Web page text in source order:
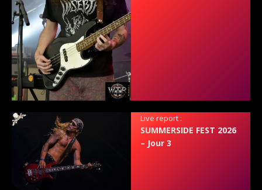
Live report :
SUMMERSIDE FEST 2026
– Jour 3